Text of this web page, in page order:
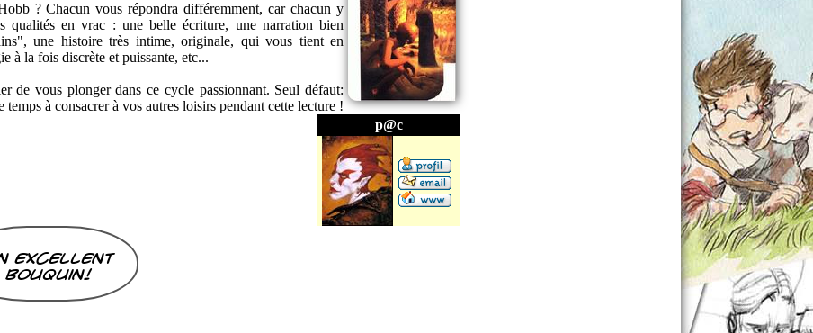
? Chacun vous répondra différemment, car chacun y
qualités en vrac : une belle écriture, une narration bien
une histoire très intime, originale, qui vous tient en
à la fois discrète et puissante, etc...
de vous plonger dans ce cycle passionnant. Seul défaut:
temps à consacrer à vos autres loisirs pendant cette lecture !
p@c
excellent
bouquin!